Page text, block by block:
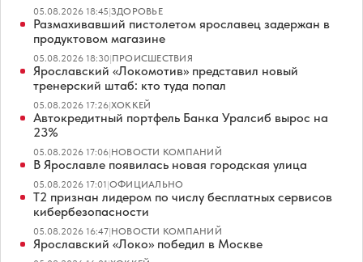
05.08.2026 18:45|ЗДОРОВЬЕ
Размахивавший пистолетом ярославец задержан в
продуктовом магазине
05.08.2026 18:30|ПРОИСШЕСТВИЯ
Ярославский «Локомотив» представил новый
тренерский штаб: кто туда попал
05.08.2026 17:26|ХОККЕЙ
Автокредитный портфель Банка Уралсиб вырос на
23%
05.08.2026 17:06|НОВОСТИ КОМПАНИЙ
В Ярославле появилась новая городская улица
05.08.2026 17:01|ОФИЦИАЛЬНО
Т2 признан лидером по числу бесплатных сервисов
кибербезопасности
05.08.2026 16:47|НОВОСТИ КОМПАНИЙ
Ярославский «Локо» победил в Москве